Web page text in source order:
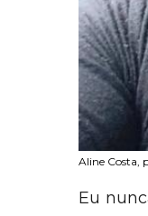
Aline Costa,
Eu